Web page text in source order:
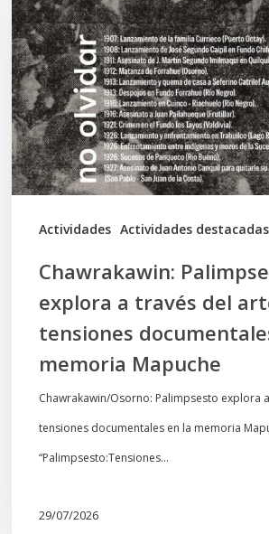
Actividades Actividades destacadas
explora
a
través
del
arte
las
tensiones
documentales
memoria
Mapuche
Chawrakawin:
explora a través del
tensiones
memoria Mapuche
Chawrakawin/Osorno: Palimpsesto explora
tensiones documentales en la memoria
“Palimpsesto:Tensiones…
29/07/2026